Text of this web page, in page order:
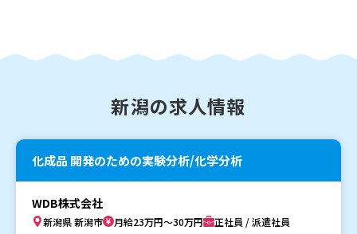
新潟の求人情報
化成品 開発のための実験分析/化学分析
WDB株式会社
新潟県 新潟市 月給23万円～30万円 正社員 / 派遣社員